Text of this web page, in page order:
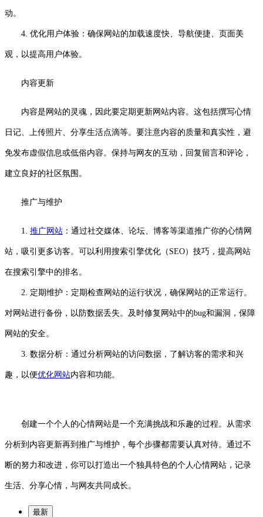
动。
4. 优化用户体验：确保网站的加载速度快、导航便捷、页面美
观，以提高用户体验。
内容更新
内容是网站的灵魂，因此要定期更新网站内容。这包括撰写心情
日记、上传照片、分享生活点滴等。要注意内容的质量和真实性，避
免发布虚假信息或低俗内容。保持与网友的互动，回复留言和评论，
建立良好的社区氛围。
推广与维护
1. 推广网站 ：通过社交媒体、论坛、博客等渠道推广你的心情网
站，吸引更多访客。可以利用搜索引擎优化（SEO）技巧，提高网站
在搜索引擎中的排名。
2. 定期维护：定期检查网站的运行状况，确保网站的正常运行。
对网站进行备份，以防数据丢失。及时修复网站中的bug和漏洞，保障
网站的安全。
3. 数据分析：通过分析网站的访问数据，了解访客的需求和兴
趣，以便优化网站内容和功能。
创建一个个人的心情网站是一个充满挑战和乐趣的过程。从需求
分析到内容更新再到推广与维护，每个步骤都需要认真对待。通过不
断的努力和改进，你可以打造出一个独具特色的个人心情网站，记录
生活、分享心情，与网友共同成长。
最新